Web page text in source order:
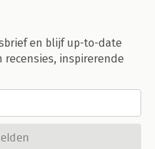
en blijf up-to-date
inspirerende